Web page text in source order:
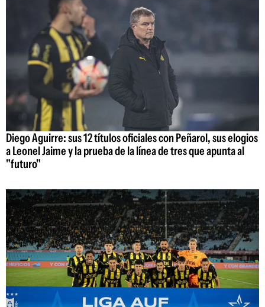
Diego Aguirre: sus 12 títulos oficiales con Peñarol, sus elogios
a Leonel Jaime y la prueba de la línea de tres que apunta al
"futuro"